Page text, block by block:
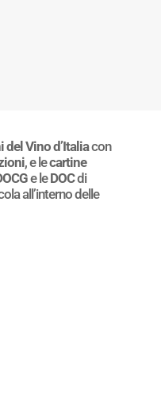
del Vino d’Italiacon
, e lecartine
e leDOCdi
all’interno delle